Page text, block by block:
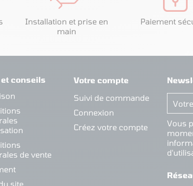
Installation et prise en
main
Paiement
conseils
de vente
site
Votre compte
Suivi de commande
Connexion
Créez votre compte
Vous